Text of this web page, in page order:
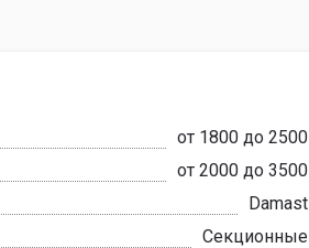
от 1800 до 2500
от 2000 до 3500
Damast
Секционные